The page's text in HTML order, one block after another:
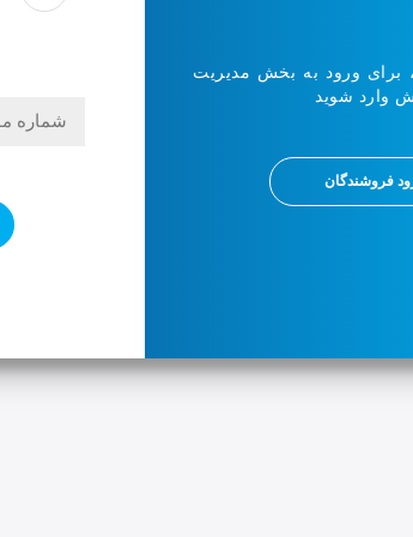
برای ورود به بخش مدیریت
وارد شوید
فروشندگان